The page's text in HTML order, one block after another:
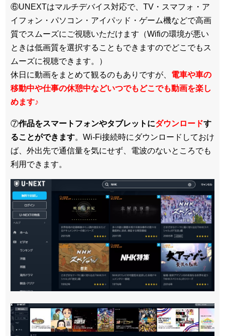
⑥UNEXTはマルチデバイス対応で、TV・スマフォ・ア
イフォン・パソコン・アイパッド・ゲーム機などで高画
質でスムーズにご視聴いただけます（Wifiの環境が悪い
ときは低画質を選択することもできますのでどこでもス
ムーズに視聴できます。）
休日に動画をまとめて観るのもありですが、 電車や車の
移動中や仕事の休憩中などいつでもどこでも動画を楽し
めます♪
⑦作品をスマートフォンやタブレットにダウンロードす
ることができます。Wi-Fi接続時にダウンロードしておけ
ば、外出先で通信量を気にせず、電波のないところでも
利用できます。